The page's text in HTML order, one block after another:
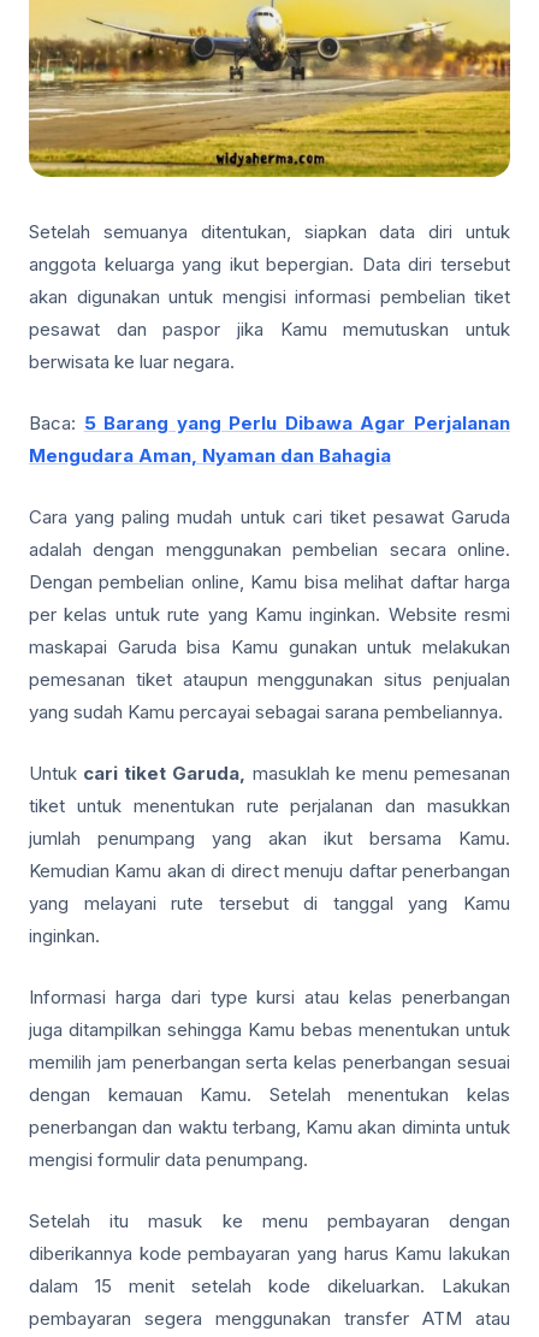
Setelah semuanya ditentukan, siapkan data diri untuk
anggota keluarga yang ikut bepergian. Data diri tersebut
akan digunakan untuk mengisi informasi pembelian tiket
pesawat dan paspor jika Kamu memutuskan untuk
berwisata ke luar negara.
Baca: 5 Barang yang Perlu Dibawa Agar Perjalanan
Mengudara Aman, Nyaman dan Bahagia
Cara yang paling mudah untuk cari tiket pesawat Garuda
adalah dengan menggunakan pembelian secara online.
Dengan pembelian online, Kamu bisa melihat daftar harga
per kelas untuk rute yang Kamu inginkan. Website resmi
maskapai Garuda bisa Kamu gunakan untuk melakukan
pemesanan tiket ataupun menggunakan situs penjualan
yang sudah Kamu percayai sebagai sarana pembeliannya.
Untuk cari tiket Garuda, masuklah ke menu pemesanan
tiket untuk menentukan rute perjalanan dan masukkan
jumlah penumpang yang akan ikut bersama Kamu.
Kemudian Kamu akan di direct menuju daftar penerbangan
yang melayani rute tersebut di tanggal yang Kamu
inginkan.
Informasi harga dari type kursi atau kelas penerbangan
juga ditampilkan sehingga Kamu bebas menentukan untuk
memilih jam penerbangan serta kelas penerbangan sesuai
dengan kemauan Kamu. Setelah menentukan kelas
penerbangan dan waktu terbang, Kamu akan diminta untuk
mengisi formulir data penumpang.
Setelah itu masuk ke menu pembayaran dengan
diberikannya kode pembayaran yang harus Kamu lakukan
dalam 15 menit setelah kode dikeluarkan. Lakukan
pembayaran segera menggunakan transfer ATM atau